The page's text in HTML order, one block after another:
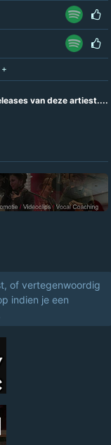
van deze artiest....
of vertegenwoordig
indien je een